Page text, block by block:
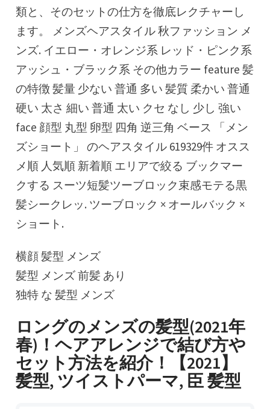
類と、そのセットの仕方を徹底レクチャーし
ます。 メンズヘアスタイル 秋ファッション メ
ンズ. イエロー・オレンジ系 レッド・ピンク系
アッシュ・ブラック系 その他カラー feature 髪
の特徴 髪量 少ない 普通 多い 髪質 柔かい 普通
硬い 太さ 細い 普通 太い クセ なし 少し 強い
face 顔型 丸型 卵型 四角 逆三角 ベース 「メン
ズショート」 のヘアスタイル 619329件 オスス
メ順 人気順 新着順 エリアで絞る ブックマー
クする スーツ短髪ツーブロック束感モテる黒
髪シークレッ. ツーブロック × オールバック ×
ショート.
横顔 髪型 メンズ
髪型 メンズ 前髪 あり
独特 な 髪型 メンズ
ロングのメンズの髪型(2021年
春)！ヘアアレンジで結び方や
セット方法を紹介！【2021】
髪型, ツイストパーマ, 臣 髪型